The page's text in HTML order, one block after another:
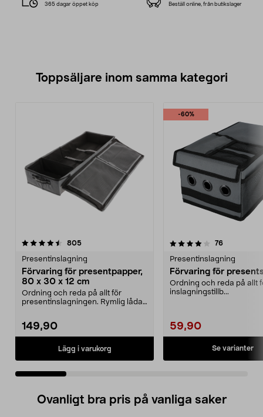
365 dagar öppet köp Beställ online, från butikslager
Toppsäljare inom samma kategori
805recensioner
Presentinslagning
Förvaring för presentpapper,
80 x 30 x 12 cm
Ordning och reda på allt för
presentinslagningen. Rymlig låda
149,90
Lägg i varukorg
-60%
4.0 av 5 stjärnor 76recensioner
Presentinslagning
Förvaring för
Ordning och reda på allt
inslagningstillb...
59,90
Se varianter
4.5 av 5 stjärnor
Ovanligt bra pris på vanliga saker